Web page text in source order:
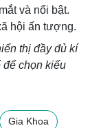
và nổi bật.
hội ấn tượng.
thị đầy đủ kí
để chọn kiểu
Gia Khoa